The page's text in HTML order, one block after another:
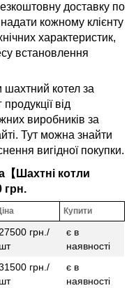
доставку по
кожному клієнту
характеристик,
встановлення
котел за
від
виробників за
Тут можна знайти
вигідної покупки.
【Шахтні котли
грн.
Купити
грн./
шт
є в
наявності
грн./
шт
є в
наявності